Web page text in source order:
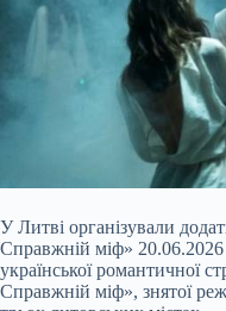
У Литві організували
Справжній міф»
української романтичної
Справжній міф», знятої